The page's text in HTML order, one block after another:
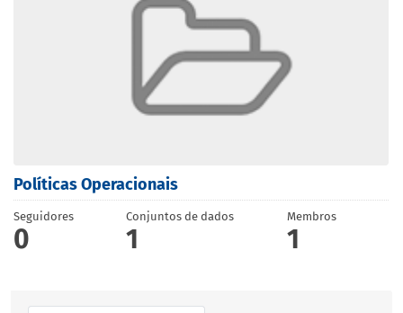
Políticas Operacionais
Seguidores
0
Conjuntos de dados
1
Membros
1